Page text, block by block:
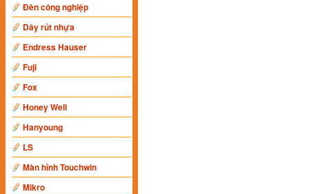
Đèn công nghiệp
Dây rút nhựa
Endress Hauser
Fuji
Fox
Honey Well
Hanyoung
LS
Màn hình Touchwin
Mikro